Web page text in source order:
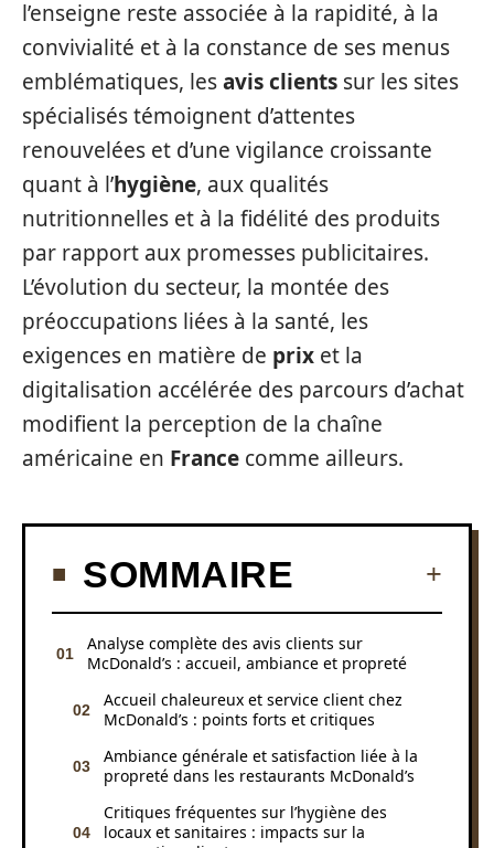
l’enseigne reste associée à la rapidité, à la
convivialité et à la constance de ses menus
emblématiques, lesavis clients sur les sites
spécialisés témoignent d’attentes
renouvelées et d’une vigilance croissante
quant à l’hygiène, aux qualités
nutritionnelles et à la fidélité des produits
par rapport aux promesses publicitaires.
L’évolution du secteur, la montée des
préoccupations liées à la santé, les
exigences en matière de prix et la
digitalisation accélérée des parcours d’achat
modifient la perception de la chaîne
américaine en France comme ailleurs.
SOMMAIRE
Analyse complète des avis clients sur
McDonald’s : accueil, ambiance et propreté
Accueil chaleureux et service client chez
McDonald’s : points forts et critiques
Ambiance générale et satisfaction liée à la
propreté dans les restaurants McDonald’s
Critiques fréquentes sur l’hygiène des
locaux et sanitaires : impacts sur la